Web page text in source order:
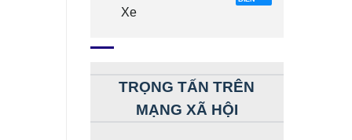
Xe
TRỌNG TẤN TRÊN
MẠNG XÃ HỘI